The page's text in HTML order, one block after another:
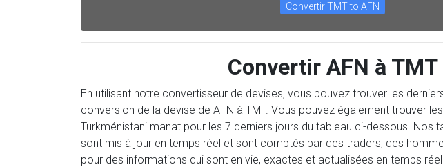
Convertir TMT to AFN
Convertir AFN à TMT
En utilisant notre convertisseur de devises, vous pouvez trouver les
conversion de la devise de AFN à TMT. Vous pouvez également trouver
Turkménistani manat pour les 7 derniers jours du tableau ci-dessous. Nos
sont mis à jour en temps réel et sont comptés par des traders, des
pour des informations qui sont en vie, exactes et actualisées en temps